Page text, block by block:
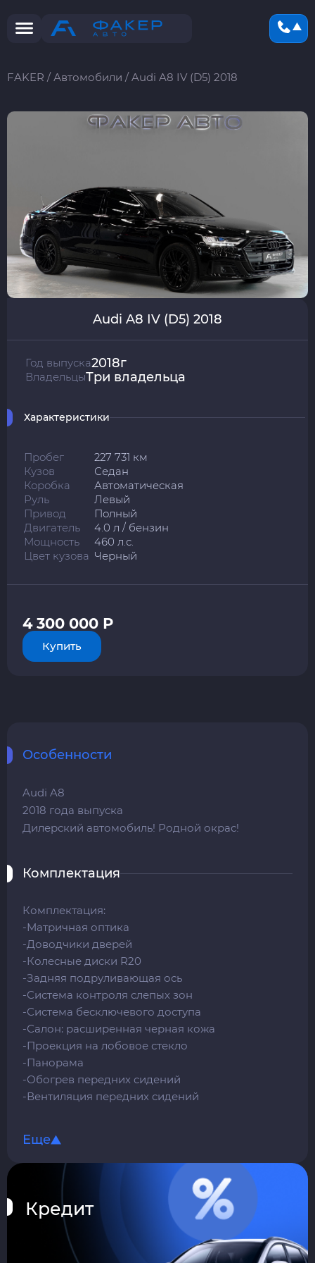
FAKER /Автомобили /Audi A8 IV (D5) 2018
Audi A8 IV (D5) 2018
Год выпуска2018г
ВладельцыТри владельца
Характеристики
Пробег
227 731 км
Кузов
Седан
Коробка
Автоматическая
Руль
Левый
Привод
Полный
Двигатель
4.0 л / бензин
Мощность
460 л.с.
Цвет кузова Черный
4 300 000 Р
Купить
Особенности
Audi A8
2018 года выпуска
Дилерский автомобиль! Родной окрас!
Комплектация
Комплектация:
-Матричная оптика
-Доводчики дверей
-Колесные диски R20
-Задняя подруливающая ось
-Система контроля слепых зон
-Система бесключевого доступа
-Салон: расширенная черная кожа
-Проекция на лобовое стекло
-Панорама
-Обогрев передних сидений
-Вентиляция передних сидений
-Аудиосистема Bang & Olufsen
-Шторки в заднем ряде сидений
-Массаж задних сидений
-Вентиляция задних сидений
-Привод/память задних сидений
-Мониторы в заднем ряде сидений
Еще
Кредит